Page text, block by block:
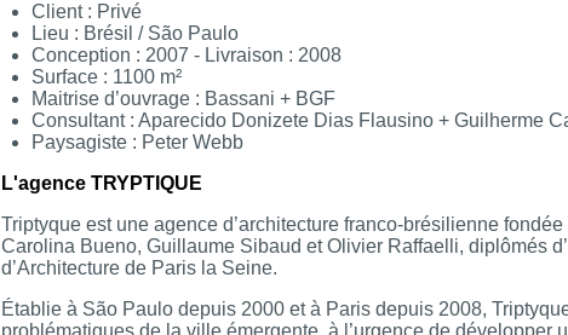
Client : Privé
Lieu : Brésil / São Paulo
Conception : 2007 - Livraison : 2008
Surface : 1100 m²
Maitrise d’ouvrage : Bassani + BGF
Consultant : Aparecido Donizete Dias Flausino + Guilherme
Paysagiste : Peter Webb
L'agence TRYPTIQUE
Triptyque est une agence d’architecture franco-brésilienne
Carolina Bueno, Guillaume Sibaud et Olivier Raffaelli, diplômés
d’Architecture de Paris la Seine.
Établie à São Paulo depuis 2000 et à Paris depuis 2008,
problématiques de la ville émergente, à l’urgence de développer